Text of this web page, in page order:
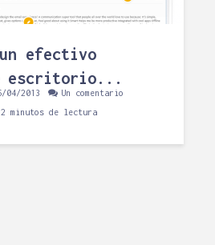
efectivo
escritorio...
04/2013 Un comentario
2 minutos de lectura